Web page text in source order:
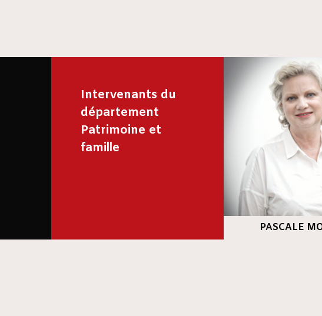
Intervenants du
département
Patrimoine et
famille
PASCALE